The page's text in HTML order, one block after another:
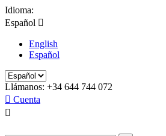
Idioma:
Español 
English
Español
Llámanos: +34 644 744 072
 Cuenta
